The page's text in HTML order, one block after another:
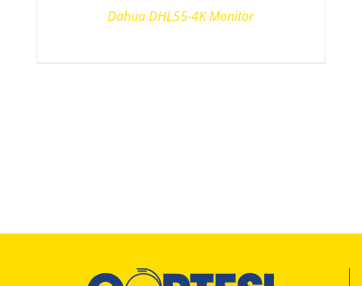
Dahua DHL55-4K Monitor